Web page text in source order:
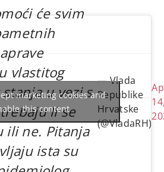
će svim
vlastitog
u vezi s
li se
ili ne. Pitanja
ista su
— Vlada
Republike
Hrvatske
(@VladaRH)
marketing cookies and
this content